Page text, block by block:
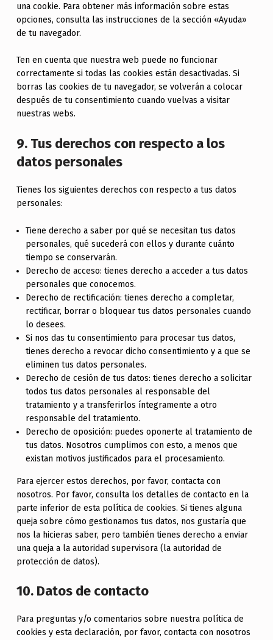
una cookie. Para obtener más información sobre estas
opciones, consulta las instrucciones de la sección «Ayuda»
de tu navegador.
Ten en cuenta que nuestra web puede no funcionar
correctamente si todas las cookies están desactivadas. Si
borras las cookies de tu navegador, se volverán a colocar
después de tu consentimiento cuando vuelvas a visitar
nuestras webs.
9. Tus derechos con respecto a los
datos personales
Tienes los siguientes derechos con respecto a tus datos
personales:
Tiene derecho a saber por qué se necesitan tus datos
personales, qué sucederá con ellos y durante cuánto
tiempo se conservarán.
Derecho de acceso: tienes derecho a acceder a tus datos
personales que conocemos.
Derecho de rectificación: tienes derecho a completar,
rectificar, borrar o bloquear tus datos personales cuando
lo desees.
Si nos das tu consentimiento para procesar tus datos,
tienes derecho a revocar dicho consentimiento y a que se
eliminen tus datos personales.
Derecho de cesión de tus datos: tienes derecho a solicitar
todos tus datos personales al responsable del
tratamiento y a transferirlos íntegramente a otro
responsable del tratamiento.
Derecho de oposición: puedes oponerte al tratamiento de
tus datos. Nosotros cumplimos con esto, a menos que
existan motivos justificados para el procesamiento.
Para ejercer estos derechos, por favor, contacta con
nosotros. Por favor, consulta los detalles de contacto en la
parte inferior de esta política de cookies. Si tienes alguna
queja sobre cómo gestionamos tus datos, nos gustaría que
nos la hicieras saber, pero también tienes derecho a enviar
una queja a la autoridad supervisora (la autoridad de
protección de datos).
10. Datos de contacto
Para preguntas y/o comentarios sobre nuestra política de
cookies y esta declaración, por favor, contacta con nosotros